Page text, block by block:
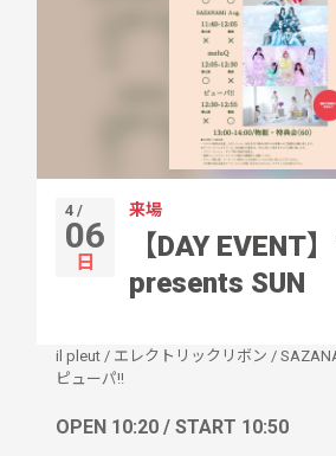
4 /
06
日
来場
【DAY EVENT
presents SUN
il pleut / エレクトリックリボン /
ピューパ!!
OPEN 10:20 / START 10:50